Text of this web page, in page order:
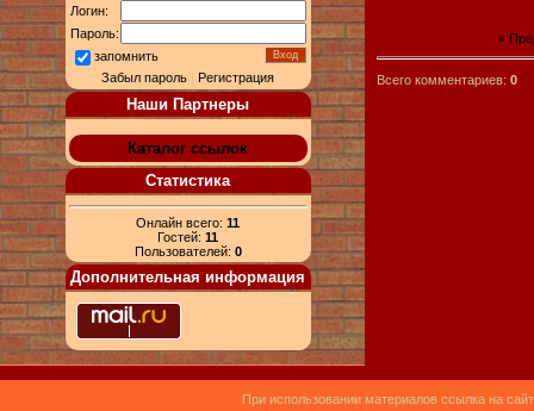
Логин:
Пароль:
запомнить
Забыл пароль |Регистрация
Наши Партнеры
Каталог ссылок
Статистика
Онлайн всего:11
Гостей:11
Пользователей: 0
Дополнительная информация
«
Всего комментариев: 0
При использовании материалов ссылка на